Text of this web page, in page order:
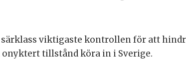
viktigaste kontrollen för att
tillstånd köra in i Sverige.